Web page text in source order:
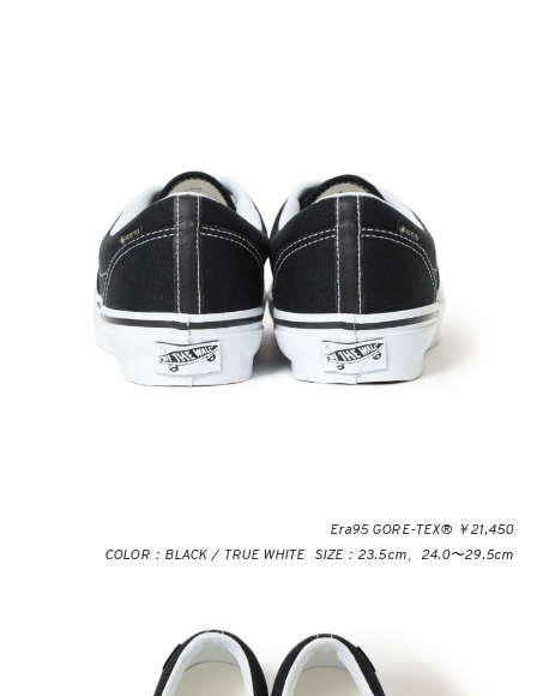
Era95 GORE-TEX® ￥21,450
COLOR：BLACK / TRUE WHITE SIZE：23.5cm、24.0〜29.5cm